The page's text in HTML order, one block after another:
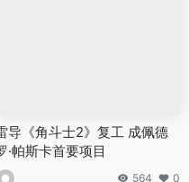
导《角斗士2》复工 成佩德
·帕斯卡首要项目
564 0